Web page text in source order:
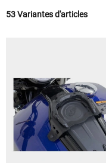
53 Variantes d'articles